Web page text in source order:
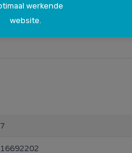
werkende
website.